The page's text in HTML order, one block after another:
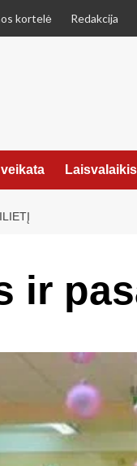
kortelė Redakcija
Laisvalaikis
ir